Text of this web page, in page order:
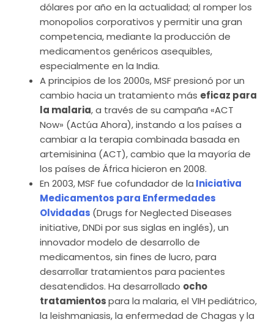
dólares por año en la actualidad; al romper los
monopolios corporativos y permitir una gran
competencia, mediante la producción de
medicamentos genéricos asequibles,
especialmente en la India.
A principios de los 2000s, MSF presionó por un
cambio hacia un tratamiento más eficaz para
la malaria, a través de su campaña «ACT
Now» (Actúa Ahora), instando a los países a
cambiar a la terapia combinada basada en
artemisinina (ACT), cambio que la mayoría de
los países de África hicieron en 2008.
En 2003, MSF fue cofundador de la Iniciativa
Medicamentos para Enfermedades
Olvidadas (Drugs for Neglected Diseases
initiative, DNDi por sus siglas en inglés), un
innovador modelo de desarrollo de
medicamentos, sin fines de lucro, para
desarrollar tratamientos para pacientes
desatendidos. Ha desarrollado ocho
tratamientospara la malaria, el VIH pediátrico,
la leishmaniasis, la enfermedad de Chagas y la